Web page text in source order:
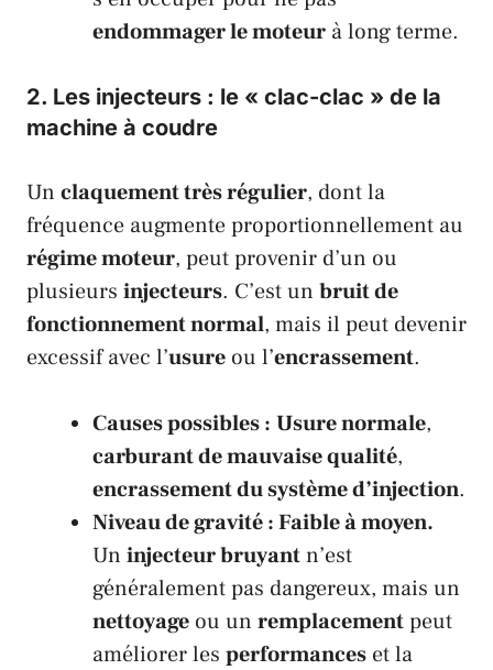
endommager le moteur à long terme.
2. Les injecteurs : le « clac-clac » de la
machine à coudre
Un claquement très régulier, dont la
fréquence augmente proportionnellement au
régime moteur, peut provenir d’un ou
plusieurs injecteurs. C’est un bruit de
fonctionnement normal, mais il peut devenir
excessif avec l’usure ou l’encrassement.
Causes possibles : Usure normale,
carburant de mauvaise qualité,
encrassement du système d’injection.
Niveau de gravité : Faible à moyen.
Un injecteur bruyantn’est
généralement pas dangereux, mais un
nettoyage ou un remplacementpeut
améliorer les performances et la